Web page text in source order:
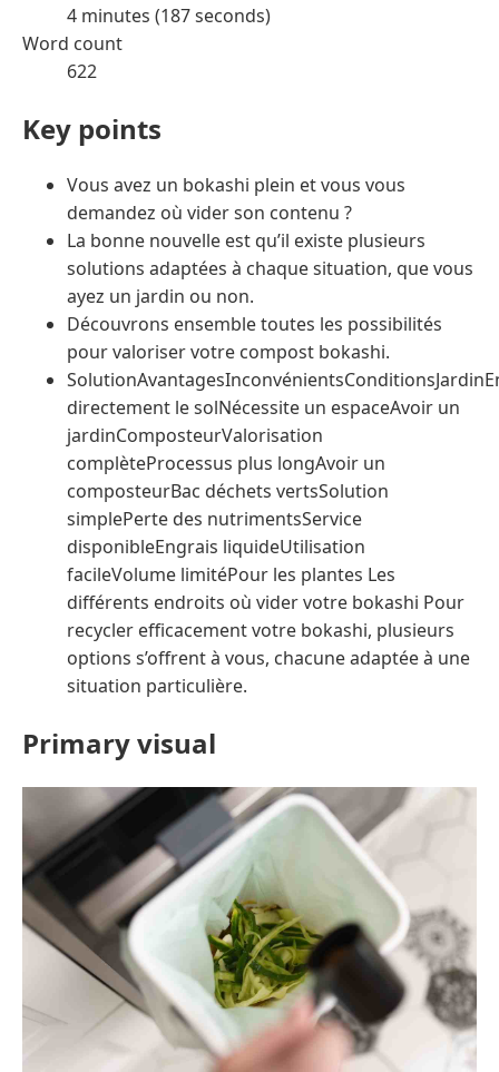
4 minutes (187 seconds)
Word count
622
Key points
Vous avez un bokashi plein et vous vous
demandez où vider son contenu ?
La bonne nouvelle est qu’il existe plusieurs
solutions adaptées à chaque situation, que vous
ayez un jardin ou non.
Découvrons ensemble toutes les possibilités
pour valoriser votre compost bokashi.
directement le solNécessite un espaceAvoir un
jardinComposteurValorisation
complèteProcessus plus longAvoir un
composteurBac déchets vertsSolution
simplePerte des nutrimentsService
disponibleEngrais liquideUtilisation
facileVolume limitéPour les plantes Les
différents endroits où vider votre bokashi Pour
recycler efficacement votre bokashi, plusieurs
options s’offrent à vous, chacune adaptée à une
situation particulière.
Primary visual